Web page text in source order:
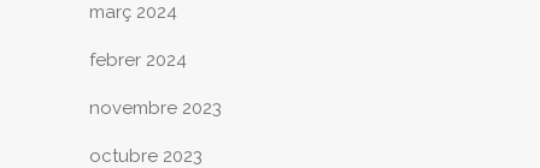
març 2024
febrer 2024
novembre 2023
octubre 2023